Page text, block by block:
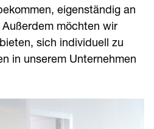
eigenständig an
möchten wir
sich individuell zu
in unserem Unternehmen